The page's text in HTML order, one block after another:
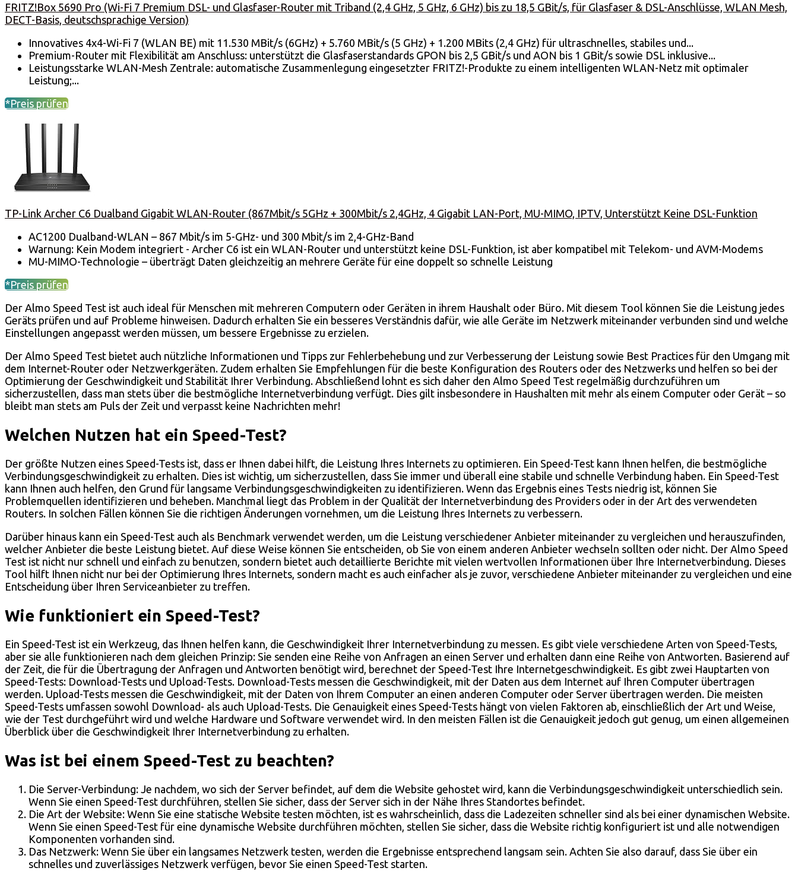
FRITZ!Box 5690 Pro (Wi-Fi 7 Premium DSL- und Glasfaser-Router mit Triband (2,4 GHz, 5 GHz, 6 GHz) bis zu 18,5 GBit/s, für Glasfaser & DSL-Anschlüsse, WLAN Mesh,
DECT-Basis, deutschsprachige Version)
Innovatives 4x4-Wi-Fi 7 (WLAN BE) mit 11.530 MBit/s (6GHz) + 5.760 MBit/s (5 GHz) + 1.200 MBits (2,4 GHz) für ultraschnelles, stabiles und...
Premium-Router mit Flexibilität am Anschluss: unterstützt die Glasfaserstandards GPON bis 2,5 GBit/s und AON bis 1 GBit/s sowie DSL inklusive...
Leistungsstarke WLAN-Mesh Zentrale: automatische Zusammenlegung eingesetzter FRITZ!-Produkte zu einem intelligenten WLAN-Netz mit optimaler
Leistung;...
*Preis prüfen
TP-Link Archer C6 Dualband Gigabit WLAN-Router (867Mbit/s 5GHz + 300Mbit/s 2,4GHz, 4 Gigabit LAN-Port, MU-MIMO, IPTV, Unterstützt Keine DSL-Funktion
AC1200 Dualband-WLAN – 867 Mbit/s im 5-GHz- und 300 Mbit/s im 2,4-GHz-Band
Warnung: Kein Modem integriert - Archer C6 ist ein WLAN-Router und unterstützt keine DSL-Funktion, ist aber kompatibel mit Telekom- und AVM-Modems
MU-MIMO-Technologie – überträgt Daten gleichzeitig an mehrere Geräte für eine doppelt so schnelle Leistung
*Preis prüfen
Der Almo Speed Test ist auch ideal für Menschen mit mehreren Computern oder Geräten in ihrem Haushalt oder Büro. Mit diesem Tool können Sie die Leistung jedes
Geräts prüfen und auf Probleme hinweisen. Dadurch erhalten Sie ein besseres Verständnis dafür, wie alle Geräte im Netzwerk miteinander verbunden sind und welche
Einstellungen angepasst werden müssen, um bessere Ergebnisse zu erzielen.
Der Almo Speed Test bietet auch nützliche Informationen und Tipps zur Fehlerbehebung und zur Verbesserung der Leistung sowie Best Practices für den Umgang mit
dem Internet-Router oder Netzwerkgeräten. Zudem erhalten Sie Empfehlungen für die beste Konfiguration des Routers oder des Netzwerks und helfen so bei der
Optimierung der Geschwindigkeit und Stabilität Ihrer Verbindung. Abschließend lohnt es sich daher den Almo Speed Test regelmäßig durchzuführen um
sicherzustellen, dass man stets über die bestmögliche Internetverbindung verfügt. Dies gilt insbesondere in Haushalten mit mehr als einem Computer oder Gerät – so
bleibt man stets am Puls der Zeit und verpasst keine Nachrichten mehr!
Welchen Nutzen hat ein Speed-Test?
Der größte Nutzen eines Speed-Tests ist, dass er Ihnen dabei hilft, die Leistung Ihres Internets zu optimieren. Ein Speed-Test kann Ihnen helfen, die bestmögliche
Verbindungsgeschwindigkeit zu erhalten. Dies ist wichtig, um sicherzustellen, dass Sie immer und überall eine stabile und schnelle Verbindung haben. Ein Speed-Test
kann Ihnen auch helfen, den Grund für langsame Verbindungsgeschwindigkeiten zu identifizieren. Wenn das Ergebnis eines Tests niedrig ist, können Sie
Problemquellen identifizieren und beheben. Manchmal liegt das Problem in der Qualität der Internetverbindung des Providers oder in der Art des verwendeten
Routers. In solchen Fällen können Sie die richtigen Änderungen vornehmen, um die Leistung Ihres Internets zu verbessern.
Darüber hinaus kann ein Speed-Test auch als Benchmark verwendet werden, um die Leistung verschiedener Anbieter miteinander zu vergleichen und herauszufinden,
welcher Anbieter die beste Leistung bietet. Auf diese Weise können Sie entscheiden, ob Sie von einem anderen Anbieter wechseln sollten oder nicht. Der Almo Speed
Test ist nicht nur schnell und einfach zu benutzen, sondern bietet auch detaillierte Berichte mit vielen wertvollen Informationen über Ihre Internetverbindung. Dieses
Tool hilft Ihnen nicht nur bei der Optimierung Ihres Internets, sondern macht es auch einfacher als je zuvor, verschiedene Anbieter miteinander zu vergleichen und eine
Entscheidung über Ihren Serviceanbieter zu treffen.
Wie funktioniert ein Speed-Test?
Ein Speed-Test ist ein Werkzeug, das Ihnen helfen kann, die Geschwindigkeit Ihrer Internetverbindung zu messen. Es gibt viele verschiedene Arten von Speed-Tests,
aber sie alle funktionieren nach dem gleichen Prinzip: Sie senden eine Reihe von Anfragen an einen Server und erhalten dann eine Reihe von Antworten. Basierend auf
der Zeit, die für die Übertragung der Anfragen und Antworten benötigt wird, berechnet der Speed-Test Ihre Internetgeschwindigkeit. Es gibt zwei Hauptarten von
Speed-Tests: Download-Tests und Upload-Tests. Download-Tests messen die Geschwindigkeit, mit der Daten aus dem Internet auf Ihren Computer übertragen
werden. Upload-Tests messen die Geschwindigkeit, mit der Daten von Ihrem Computer an einen anderen Computer oder Server übertragen werden. Die meisten
Speed-Tests umfassen sowohl Download- als auch Upload-Tests. Die Genauigkeit eines Speed-Tests hängt von vielen Faktoren ab, einschließlich der Art und Weise,
wie der Test durchgeführt wird und welche Hardware und Software verwendet wird. In den meisten Fällen ist die Genauigkeit jedoch gut genug, um einen allgemeinen
Überblick über die Geschwindigkeit Ihrer Internetverbindung zu erhalten.
Was ist bei einem Speed-Test zu beachten?
Die Server-Verbindung: Je nachdem, wo sich der Server befindet, auf dem die Website gehostet wird, kann die Verbindungsgeschwindigkeit unterschiedlich sein.
Wenn Sie einen Speed-Test durchführen, stellen Sie sicher, dass der Server sich in der Nähe Ihres Standortes befindet.
Die Art der Website: Wenn Sie eine statische Website testen möchten, ist es wahrscheinlich, dass die Ladezeiten schneller sind als bei einer dynamischen Website.
Wenn Sie einen Speed-Test für eine dynamische Website durchführen möchten, stellen Sie sicher, dass die Website richtig konfiguriert ist und alle notwendigen
Komponenten vorhanden sind.
Das Netzwerk: Wenn Sie über ein langsames Netzwerk testen, werden die Ergebnisse entsprechend langsam sein. Achten Sie also darauf, dass Sie über ein
schnelles und zuverlässiges Netzwerk verfügen, bevor Sie einen Speed-Test starten.